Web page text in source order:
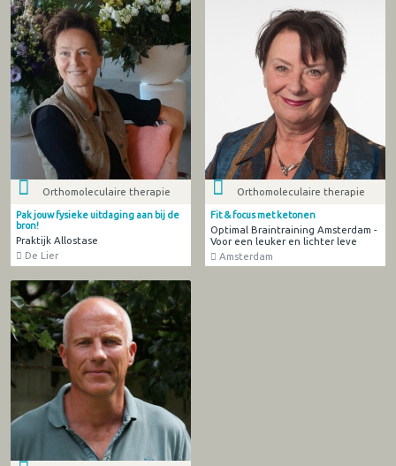
Orthomoleculaire therapie
Pak jouw fysieke uitdaging aan bij de
bron!
Praktijk Allostase
De Lier
Orthomoleculaire therapie
Fit & focus met ketonen
Optimal Braintraining Amsterdam -
Voor een leuker en lichter leve
Amsterdam